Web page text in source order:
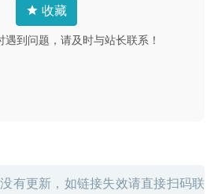
收藏
遇到问题，请及时与站长联系！
有更新，如链接失效请直接扫码联
for Mac破解版–非常好用的重复文